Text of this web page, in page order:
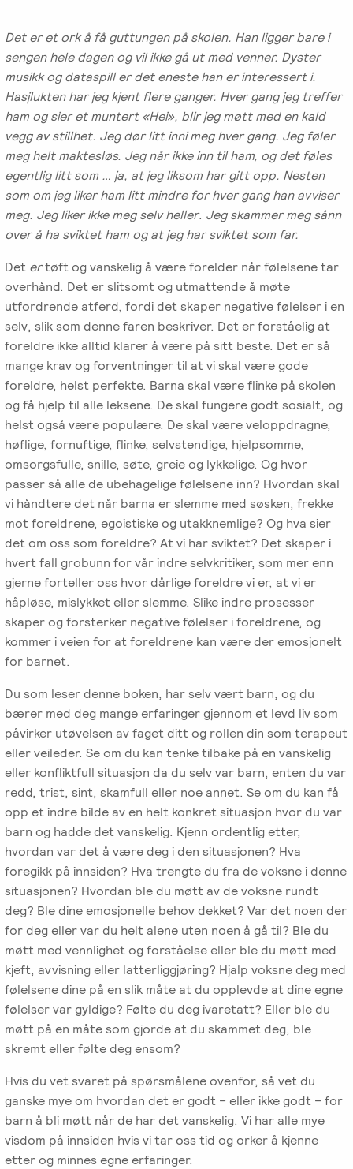
EFST
-
Videreutdanning
for
terapeuter
EFT-
Videreutdanning
parterapi
Emosjonsfokusert
foreldrekurs
Ofte
stilte
spørsmål
om
kurs
og
utdanning
Utleie
kurslokale
–
Sentralt
i
Oslo
Kursbevis
-
Spesialisering
Ofte
stilte
spørsmål
Adopsjonsrapport
EFT-
terapeuter
i
Norge
Det er et ork å få guttungen på skolen. Han ligger bare i
sengen hele dagen og vil ikke gå ut med venner. Dyster
musikk og dataspill er det eneste han er interessert i.
Hasjlukten har jeg kjent flere ganger. Hver gang jeg treffer
ham og sier et muntert «Hei», blir jeg møtt med en kald
vegg av stillhet. Jeg dør litt inni meg hver gang. Jeg føler
meg helt maktesløs. Jeg når ikke inn til ham, og det føles
egentlig litt som … ja, at jeg liksom har gitt opp. Nesten
som om jeg liker ham litt mindre for hver gang han avviser
meg. Jeg liker ikke meg selv heller. Jeg skammer meg sånn
over å ha sviktet ham og at jeg har sviktet som far.
Det ertøft og vanskelig å være forelder når følelsene tar
overhånd. Det er slitsomt og utmattende å møte
utfordrende atferd, fordi det skaper negative følelser i en
selv, slik som denne faren beskriver. Det er forståelig at
foreldre ikke alltid klarer å være på sitt beste. Det er så
mange krav og forventninger til at vi skal være gode
foreldre, helst perfekte. Barna skal være flinke på skolen
og få hjelp til alle leksene. De skal fungere godt sosialt, og
helst også være populære. De skal være veloppdragne,
høflige, fornuftige, flinke, selvstendige, hjelpsomme,
omsorgsfulle, snille, søte, greie og lykkelige. Og hvor
passer så alle de ubehagelige følelsene inn? Hvordan skal
vi håndtere det når barna er slemme med søsken, frekke
mot foreldrene, egoistiske og utakknemlige? Og hva sier
det om oss som foreldre? At vi har sviktet? Det skaper i
hvert fall grobunn for vår indre selvkritiker, som mer enn
gjerne forteller oss hvor dårlige foreldre vi er, at vi er
håpløse, mislykket eller slemme. Slike indre prosesser
skaper og forsterker negative følelser i foreldrene, og
kommer i veien for at foreldrene kan være der emosjonelt
for barnet.
Du som leser denne boken, har selv vært barn, og du
bærer med deg mange erfaringer gjennom et levd liv som
påvirker utøvelsen av faget ditt og rollen din som terapeut
eller veileder. Se om du kan tenke tilbake på en vanskelig
eller konfliktfull situasjon da du selv var barn, enten du var
redd, trist, sint, skamfull eller noe annet. Se om du kan få
opp et indre bilde av en helt konkret situasjon hvor du var
barn og hadde det vanskelig. Kjenn ordentlig etter,
hvordan var det å være deg i den situasjonen? Hva
foregikk på innsiden? Hva trengte du fra de voksne i denne
situasjonen? Hvordan ble du møtt av de voksne rundt
deg? Ble dine emosjonelle behov dekket? Var det noen der
for deg eller var du helt alene uten noen å gå til? Ble du
møtt med vennlighet og forståelse eller ble du møtt med
kjeft, avvisning eller latterliggjøring? Hjalp voksne deg med
følelsene dine på en slik måte at du opplevde at dine egne
følelser var gyldige? Følte du deg ivaretatt? Eller ble du
møtt på en måte som gjorde at du skammet deg, ble
skremt eller følte deg ensom?
Hvis du vet svaret på spørsmålene ovenfor, så vet du
ganske mye om hvordan det er godt – eller ikke godt – for
barn å bli møtt når de har det vanskelig. Vi har alle mye
visdom på innsiden hvis vi tar oss tid og orker å kjenne
etter og minnes egne erfaringer.